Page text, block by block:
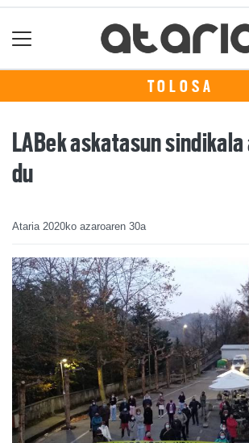
TOLOSA
LABek askatasun
du
Ataria 2020ko azaroaren 30a